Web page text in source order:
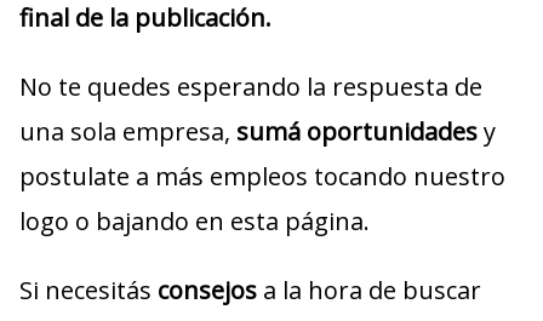
final de la publicación.
No te quedes esperando la respuesta de
una sola empresa, sumá oportunidadesy
postulate a más empleos tocando nuestro
logo o bajando en esta página.
Si necesitás consejos a la hora de buscar